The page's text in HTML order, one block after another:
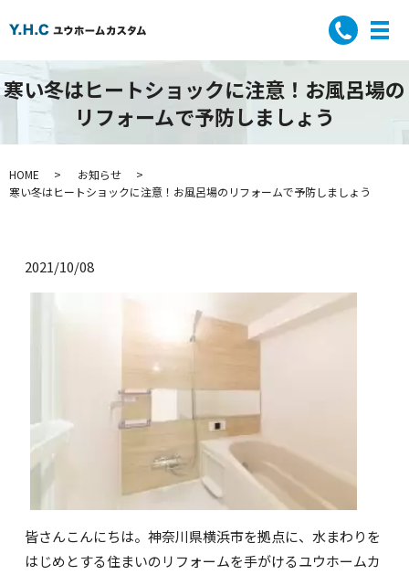
寒い冬はヒートショックに注意！お風呂場の
リフォームで予防しましょう
HOME
お知らせ
寒い冬はヒートショックに注意！お風呂場のリフォームで予防しましょう
2021/10/08
皆さんこんにちは。神奈川県横浜市を拠点に、水まわりを
はじめとする住まいのリフォームを手がけるユウホームカ